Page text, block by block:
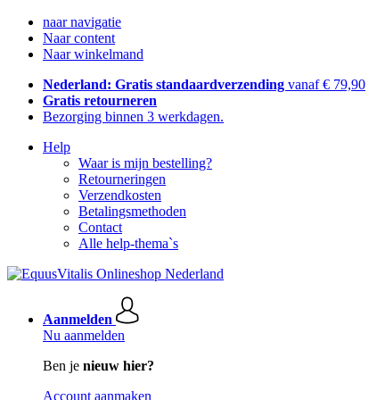
naar navigatie
Naar content
Naar winkelmand
Nederland: Gratis standaardverzending vanaf € 79,90
Gratis retourneren
Bezorging binnen 3 werkdagen.
Help
Waar is mijn bestelling?
Retourneringen
Verzendkosten
Betalingsmethoden
Contact
Alle help-thema`s
Aanmelden
Nu aanmelden
Ben je nieuw hier?
Account aanmaken